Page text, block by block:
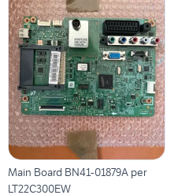
Main Board BN41-01879A per
LT22C300EW